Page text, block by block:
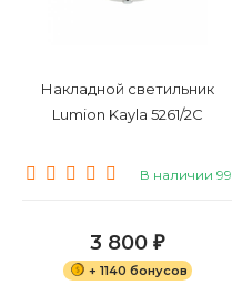
Накладной светильник
Lumion Kayla 5261/2C
В наличии 99
3 800 ₽
+ 1140 бонусов